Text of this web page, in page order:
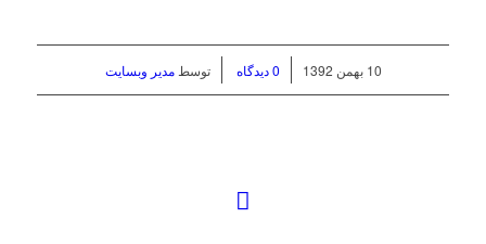
10 بهمن 1392 / 0 دیدگاه توسطمدیر وبسایت